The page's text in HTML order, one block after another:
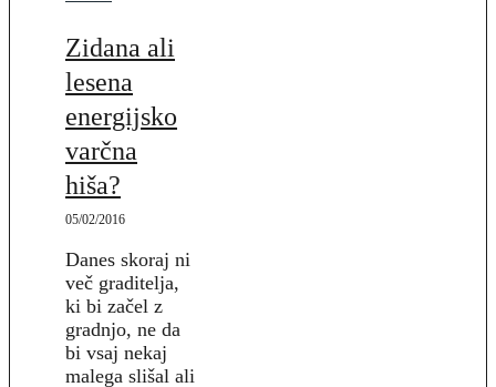
Zidana ali
lesena
energijsko
varčna
hiša?
05/02/2016
Danes skoraj ni
več graditelja,
ki bi začel z
gradnjo, ne da
bi vsaj nekaj
malega slišal ali